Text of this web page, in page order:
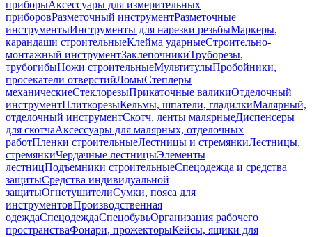
приборыАксессуары для измерительных
приборовРазметочный инструментРазметочные
инструментыИнструменты для нарезки резьбыМаркеры,
карандаши строительныеКлейма ударныеСтроительно-
монтажный инструментЗаклепочникиТруборезы,
трубогибыНожи строительныеМультитулыПробойники,
просекатели отверстийЛомыСтеплеры
механическиеСтеклорезыПрикаточные валикиОтделочный
инструментПлиткорезыКельмы, шпатели, гладилкиМалярный,
отделочный инструментСкотч, ленты малярныеДиспенсеры
для скотчаАксессуары для малярных, отделочных
работПленки строительныеЛестницы и стремянкиЛестницы,
стремянкиЧердачные лестницыЭлементы
лестницПодъемники строительныеСпецодежда и средства
защитыСредства индивидуальной
защитыОгнетушителиСумки, пояса для
инструментовПроизводственная
одеждаСпецодеждаСпецобувьОрганизация рабочего
пространстваФонари, прожекторыКейсы, ящики для